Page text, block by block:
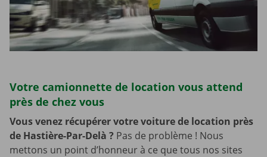
Votre camionnette de location vous attend
près de chez vous
Vous venez récupérer votre voiture de location près
de Hastière-Par-Delà ? Pas de problème ! Nous
mettons un point d’honneur à ce que tous nos sites